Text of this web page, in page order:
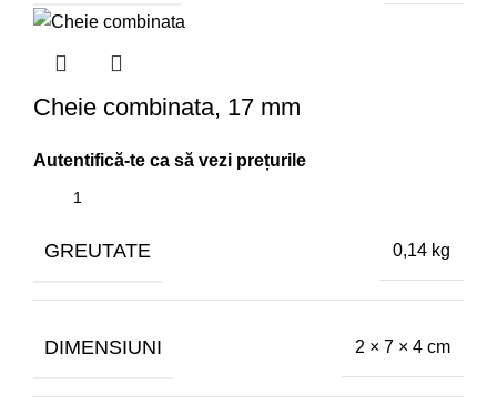
Cheie combinata, 17 mm
GREUTATE 0,14 kg
DIMENSIUNI 2 × 7 × 4 cm